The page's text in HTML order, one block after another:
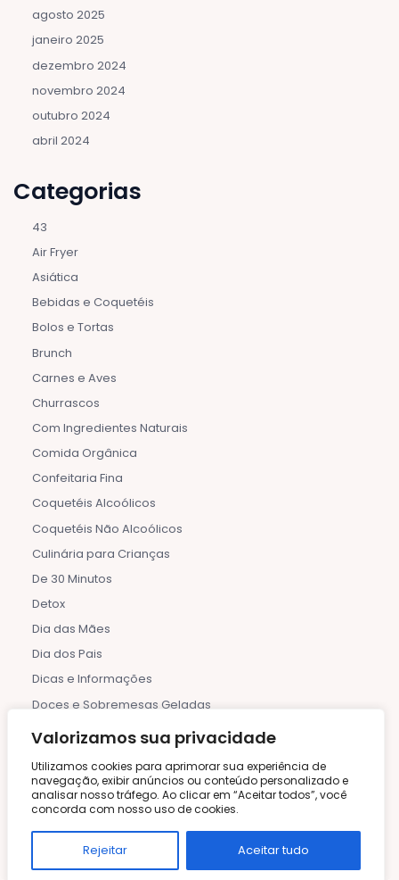
Valorizamos sua privacidade
Utilizamos cookies para aprimorar sua experiência de
navegação, exibir anúncios ou conteúdo personalizado e
analisar nosso tráfego. Ao clicar em “Aceitar todos”, você
concorda com nosso uso de cookies.
Rejeitar Aceitar tudo
agosto 2025
janeiro 2025
dezembro 2024
novembro 2024
outubro 2024
abril 2024
Categorias
43
Air Fryer
Asiática
Bebidas e Coquetéis
Bolos e Tortas
Brunch
Carnes e Aves
Churrascos
Com Ingredientes Naturais
Comida Orgânica
Confeitaria Fina
Coquetéis Alcoólicos
Coquetéis Não Alcoólicos
Culinária para Crianças
De 30 Minutos
Detox
Dia das Mães
Dia dos Pais
Dicas e Informações
Doces e Sobremesas Geladas
Etiqueta à Mesa
Frutas e Compotas
Halloween
Horta Caseira